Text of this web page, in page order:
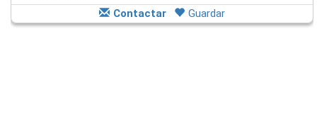
Contactar Guardar